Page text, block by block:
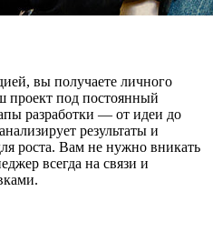
вы получаете личного
проект под постоянный
разработки — от идеи до
результаты и
роста. Вам не нужно вникать
всегда на связи и